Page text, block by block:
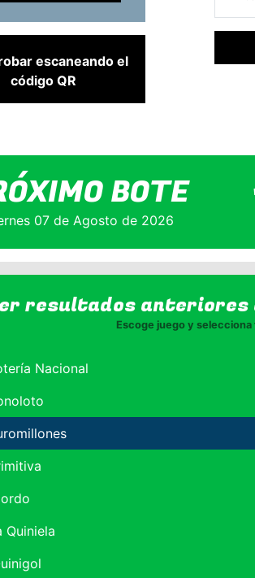
escaneando el
código QR
BOTE
07 de Agosto de 2026
resultados anteriores
Escoge juego y selecciona
Nacional
Quiniela